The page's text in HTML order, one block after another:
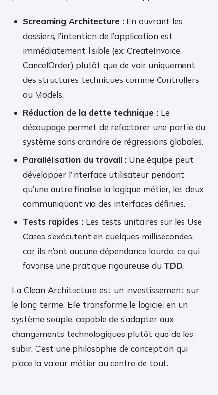
Screaming Architecture : En ouvrant les
dossiers, l’intention de l’application est
immédiatement lisible (ex: CreateInvoice,
CancelOrder) plutôt que de voir uniquement
des structures techniques comme Controllers
ou Models.
Réduction de la dette technique : Le
découpage permet de refactorer une partie du
système sans craindre de régressions globales.
Parallélisation du travail : Une équipe peut
développer l’interface utilisateur pendant
qu’une autre finalise la logique métier, les deux
communiquant via des interfaces définies.
Tests rapides : Les tests unitaires sur les Use
Cases s’exécutent en quelques millisecondes,
car ils n’ont aucune dépendance lourde, ce qui
favorise une pratique rigoureuse du TDD.
La Clean Architecture est un investissement sur
le long terme. Elle transforme le logiciel en un
système souple, capable de s’adapter aux
changements technologiques plutôt que de les
subir. C’est une philosophie de conception qui
place la valeur métier au centre de tout.